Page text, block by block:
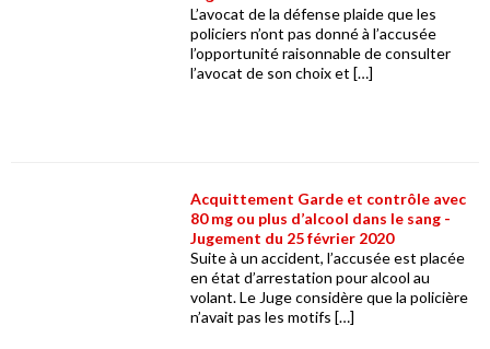
L’avocat de la défense plaide que les
policiers n’ont pas donné à l’accusée
l’opportunité raisonnable de consulter
l’avocat de son choix et […]
Acquittement Garde et contrôle avec
80 mg ou plus d’alcool dans le sang -
Jugement du 25 février 2020
Suite à un accident, l’accusée est placée
en état d’arrestation pour alcool au
volant. Le Juge considère que la policière
n’avait pas les motifs […]